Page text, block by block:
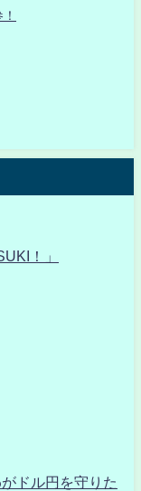
！」
ドル円を守りた